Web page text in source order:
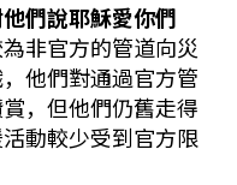
們說耶穌愛你們
非官方的管道向災
他們對通過官方管
，但他們仍舊走得
動較少受到官方限